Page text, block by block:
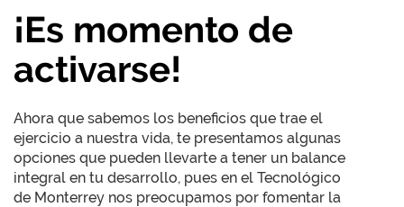
¡Es momento de
activarse!
Ahora que sabemos los beneficios que trae el
ejercicio a nuestra vida, te presentamos algunas
opciones que pueden llevarte a tener un balance
integral en tu desarrollo, pues en el Tecnológico
de Monterrey nos preocupamos por fomentar la